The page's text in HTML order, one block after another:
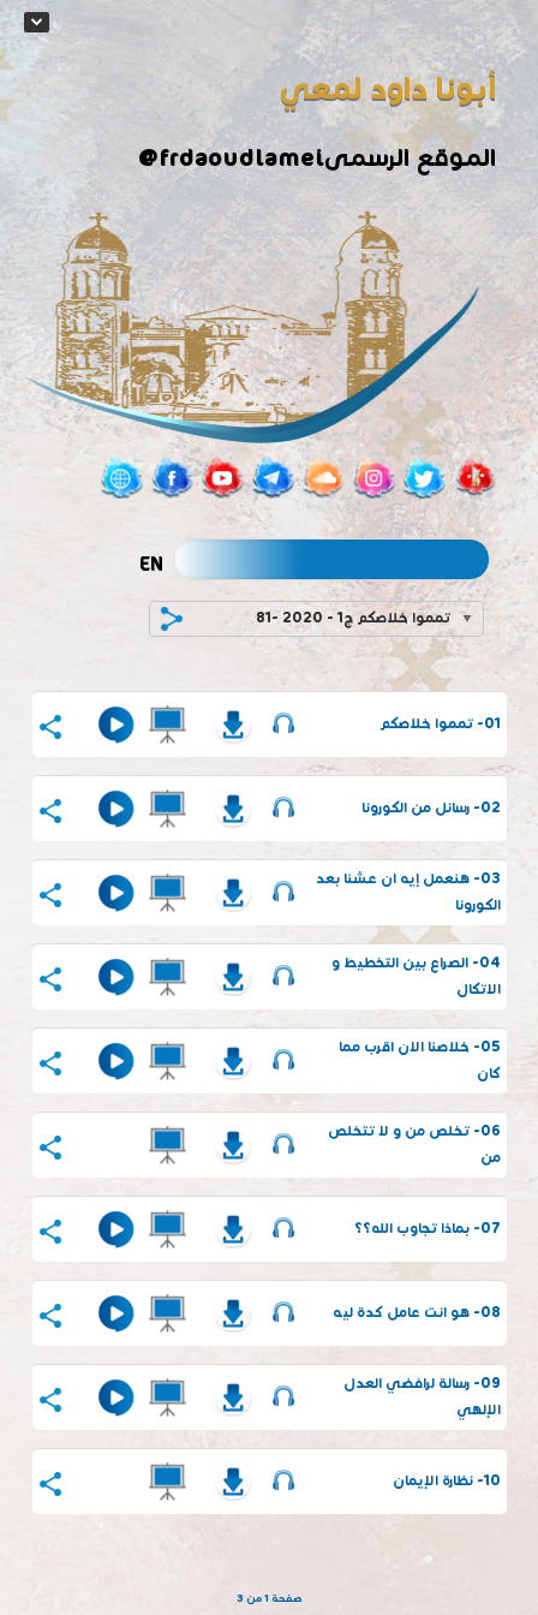
EN
أبونا داود لمعي
الموقع الرسمى@frdaoudlamei
81- تمموا خلاصكم ج1 - 2020
03- هنعمل إيه ان عشنا بعد
الكورونا
04- الصراع بين التخطيط و
الاتكال
05- خلاصنا الان اقرب مما
كان
06- تخلص من و لا تتخلص
09- رسالة لرافضي العدل
الإلهي
صفحة 1 من 3